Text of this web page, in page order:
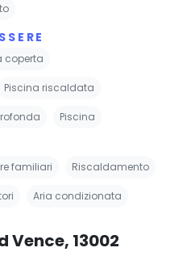
coperta
Piscina riscaldata
Piscina
familiari Riscaldamento
Aria condizionata
Vence, 13002